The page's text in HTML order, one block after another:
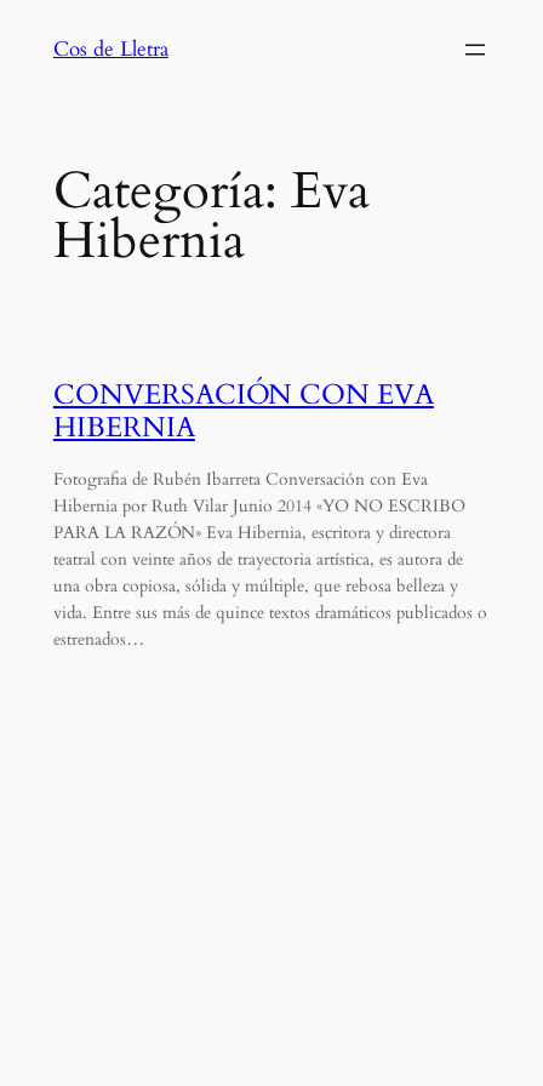
Cos de Lletra
Categoría: Eva
Hibernia
CONVERSACIÓN CON EVA
HIBERNIA
Fotografia de Rubén Ibarreta Conversación con Eva
Hibernia por Ruth Vilar Junio 2014 «YO NO ESCRIBO
PARA LA RAZÓN» Eva Hibernia, escritora y directora
teatral con veinte años de trayectoria artística, es autora de
una obra copiosa, sólida y múltiple, que rebosa belleza y
vida. Entre sus más de quince textos dramáticos publicados o
estrenados…